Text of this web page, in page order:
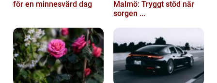
för en minnesvärd dag
Malmö: Tryggt stöd när
sorgen ...